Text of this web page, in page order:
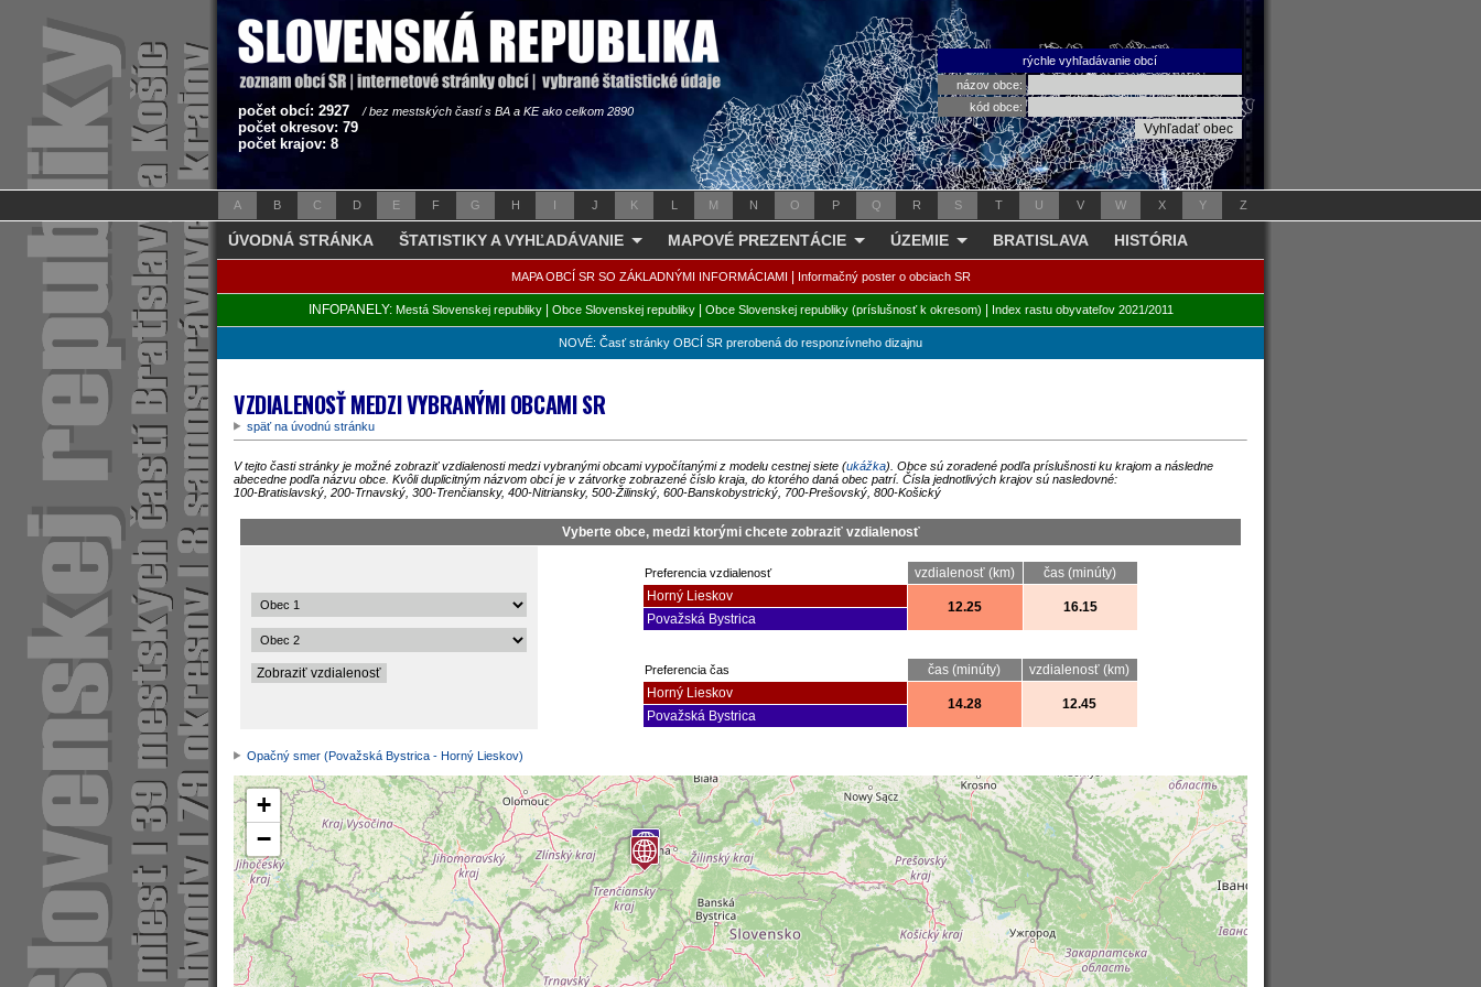
počet obcí: 2927 / bez mestských častí s BA a KE ako celkom 2890
počet okresov: 79
počet krajov: 8
rýchle vyhľadávanie obcí
názov obce:
kód obce:
A B C D E F G H I J K L M N O P Q R S T U V W X Y Z
ÚVODNÁ STRÁNKA ŠTATISTIKY A VYHĽADÁVANIE MAPOVÉ PREZENTÁCIE ÚZEMIE BRATISLAVA HISTÓRIA
MAPA OBCÍ SR SO ZÁKLADNÝMI INFORMÁCIAMI Informačný poster o obciach SR
INFOPANELY: Mestá Slovenskej republiky| Obce Slovenskej republiky| Obce Slovenskej republiky (príslušnosť k okresom) Index rastu obyvateľov 2021/2011
NOVÉ: Časť stránky OBCÍ SR prerobená do responzívneho dizajnu
VZDIALENOSŤ MEDZI VYBRANÝMI OBCAMI SR
späť na úvodnú stránku
V tejto časti stránky je možné zobraziť vzdialenosti medzi vybranými obcami vypočítanými z modelu cestnej siete (ukážka). Obce sú zoradené podľa príslušnosti ku krajom a následne
abecedne podľa názvu obce. Kvôli duplicitným názvom obcí je v zátvorke zobrazené číslo kraja, do ktorého daná obec patrí. Čísla jednotlivých krajov sú nasledovné:
100-Bratislavský, 200-Trnavský, 300-Trenčiansky, 400-Nitriansky, 500-Žilinský, 600-Banskobystrický, 700-Prešovský, 800-Košický
Vyberte obce, medzi ktorými chcete zobraziť vzdialenosť
Preferencia vzdialenosť vzdialenosť (km)
čas (minúty)
Horný Lieskov
12.25 16.15
Považská Bystrica
Preferencia čas čas (minúty)
vzdialenosť (km)
Horný Lieskov
14.28 12.45
Považská Bystrica
Opačný smer (Považská Bystrica - Horný Lieskov)
+
−